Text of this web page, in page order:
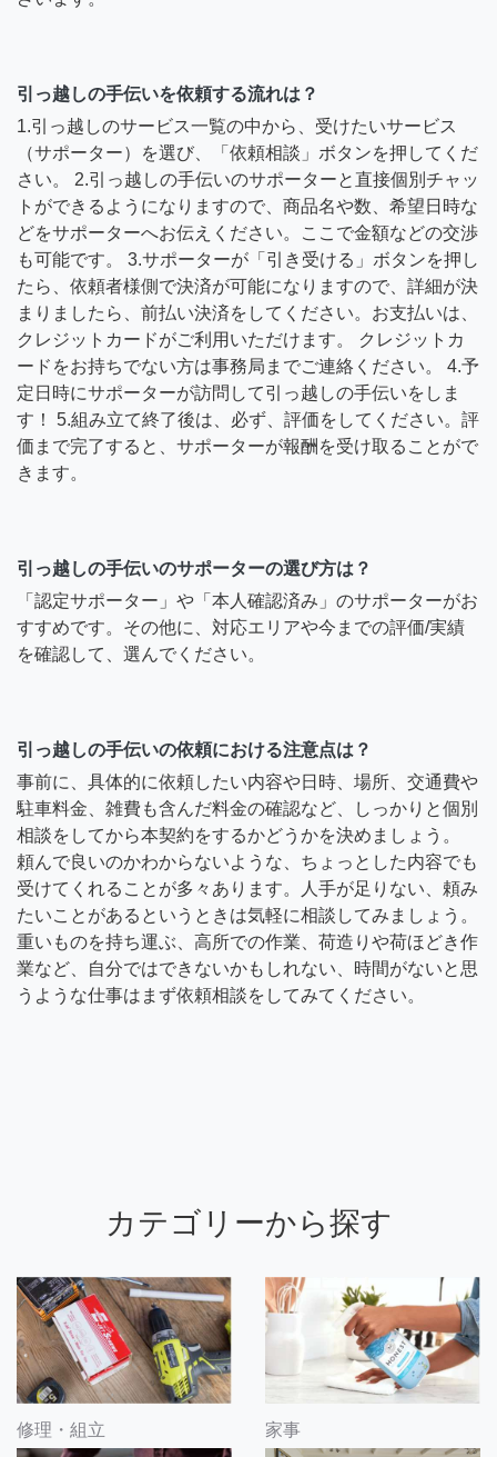
引っ越しの手伝いを依頼する流れは？
1.引っ越しのサービス一覧の中から、受けたいサービス
（サポーター）を選び、「依頼相談」ボタンを押してくだ
さい。 2.引っ越しの手伝いのサポーターと直接個別チャッ
トができるようになりますので、商品名や数、希望日時な
どをサポーターへお伝えください。ここで金額などの交渉
も可能です。 3.サポーターが「引き受ける」ボタンを押し
たら、依頼者様側で決済が可能になりますので、詳細が決
まりましたら、前払い決済をしてください。お支払いは、
クレジットカードがご利用いただけます。 クレジットカ
ードをお持ちでない方は事務局までご連絡ください。 4.予
定日時にサポーターが訪問して引っ越しの手伝いをしま
す！ 5.組み立て終了後は、必ず、評価をしてください。評
価まで完了すると、サポーターが報酬を受け取ることがで
きます。
引っ越しの手伝いのサポーターの選び方は？
「認定サポーター」や「本人確認済み」のサポーターがお
すすめです。その他に、対応エリアや今までの評価/実績
を確認して、選んでください。
引っ越しの手伝いの依頼における注意点は？
事前に、具体的に依頼したい内容や日時、場所、交通費や
駐車料金、雑費も含んだ料金の確認など、しっかりと個別
相談をしてから本契約をするかどうかを決めましょう。
頼んで良いのかわからないような、ちょっとした内容でも
受けてくれることが多々あります。人手が足りない、頼み
たいことがあるというときは気軽に相談してみましょう。
重いものを持ち運ぶ、高所での作業、荷造りや荷ほどき作
業など、自分ではできないかもしれない、時間がないと思
うような仕事はまず依頼相談をしてみてください。
カテゴリーから探す
修理・組立 家事